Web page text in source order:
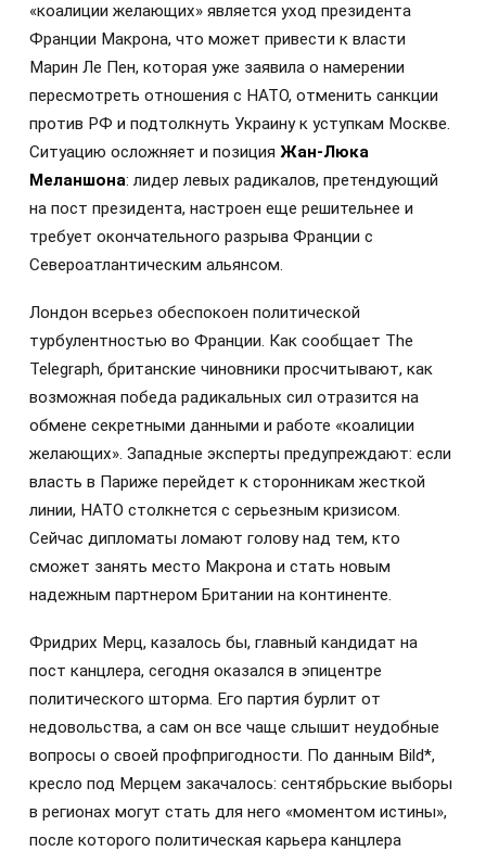
«коалиции желающих» является уход президента
Франции Макрона, что может привести к власти
Марин Ле Пен, которая уже заявила о намерении
пересмотреть отношения с НАТО, отменить санкции
против РФ и подтолкнуть Украину к уступкам Москве.
Ситуацию осложняет и позиция Жан-Люка
Меланшона: лидер левых радикалов, претендующий
на пост президента, настроен еще решительнее и
требует окончательного разрыва Франции с
Североатлантическим альянсом.
Лондон всерьез обеспокоен политической
турбулентностью во Франции. Как сообщает The
Telegraph, британские чиновники просчитывают, как
возможная победа радикальных сил отразится на
обмене секретными данными и работе «коалиции
желающих». Западные эксперты предупреждают: если
власть в Париже перейдет к сторонникам жесткой
линии, НАТО столкнется с серьезным кризисом.
Сейчас дипломаты ломают голову над тем, кто
сможет занять место Макрона и стать новым
надежным партнером Британии на континенте.
Фридрих Мерц, казалось бы, главный кандидат на
пост канцлера, сегодня оказался в эпицентре
политического шторма. Его партия бурлит от
недовольства, а сам он все чаще слышит неудобные
вопросы о своей профпригодности. По данным Bild*,
кресло под Мерцем закачалось: сентябрьские выборы
в регионах могут стать для него «моментом истины»,
после которого политическая карьера канцлера